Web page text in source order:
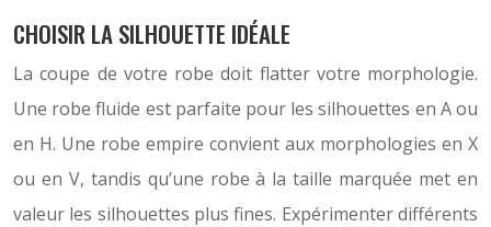
CHOISIR LA SILHOUETTE IDÉALE
La coupe de votre robe doit flatter votre morphologie.
Une robe fluide est parfaite pour les silhouettes en A ou
en H. Une robe empire convient aux morphologies en X
ou en V, tandis qu’une robe à la taille marquée met en
valeur les silhouettes plus fines. Expérimenter différents